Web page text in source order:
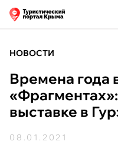
НОВОСТИ
Времена года
выставке в
08.01.2021